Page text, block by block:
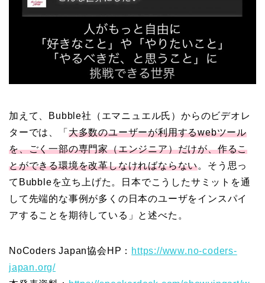
加えて、Bubble社（エマニュエル氏）からのビデオレ
ターでは、「 大多数のユーザーが利用するwebツール
を、ごく一部の専門家（エンジニア）だけが、作るこ
とができる環境を改革しなければならない。そう思っ
てBubbleを立ち上げた。日本でこうしたサミットを通
して先端的な事例が多くの日本のユーザをインスパイ
アすることを期待している」と述べた。
NoCoders Japan協会HP： https://www.no-coders-
japan.org/